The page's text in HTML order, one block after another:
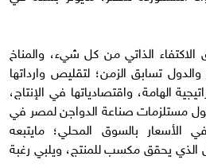
الذاتي من كل شيء، والمناخ
والدول تسابق الزمن؛ لتقليص وارداتها
الهامة، واقتصادياتها في الإنتاج،
مستلزمات صناعة الدواجن لمصر في
بالسوق المحلي؛ مايتبعه
الذي يحقق مكسب للمنتج، ويلبي رغبة